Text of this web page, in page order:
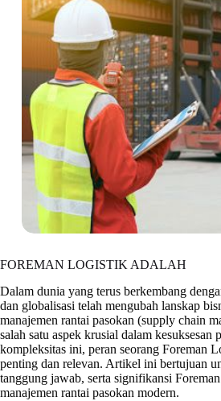
FOREMAN LOGISTIK ADALAH
Dalam dunia yang terus berkembang
dan globalisasi telah mengubah lanskap
manajemen rantai pasokan (supply chain
salah satu aspek krusial dalam kesuksesan
kompleksitas ini, peran seorang Foreman
penting dan relevan. Artikel ini bertujuan
tanggung jawab, serta signifikansi
manajemen rantai pasokan modern.